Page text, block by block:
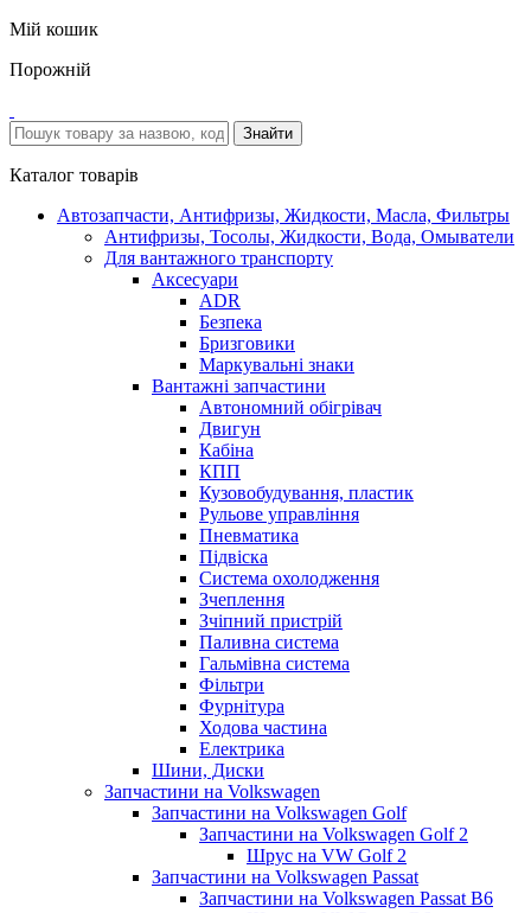
Мій кошик
Порожній
Каталог товарів
Автозапчасти, Антифризы, Жидкости, Масла, Фильтры
Антифризы, Тосолы, Жидкости, Вода, Омыватели
Для вантажного транспорту
Аксесуари
ADR
Безпека
Бризговики
Маркувальні знаки
Вантажні запчастини
Автономний обігрівач
Двигун
Кабіна
КПП
Кузовобудування, пластик
Рульове управління
Пневматика
Підвіска
Система охолодження
Зчеплення
Зчіпний пристрій
Паливна система
Гальмівна система
Фільтри
Фурнітура
Ходова частина
Електрика
Шини, Диски
Запчастини на Volkswagen
Запчастини на Volkswagen Golf
Запчастини на Volkswagen Golf 2
Шрус на VW Golf 2
Запчастини на Volkswagen Passat
Запчастини на Volkswagen Passat B6